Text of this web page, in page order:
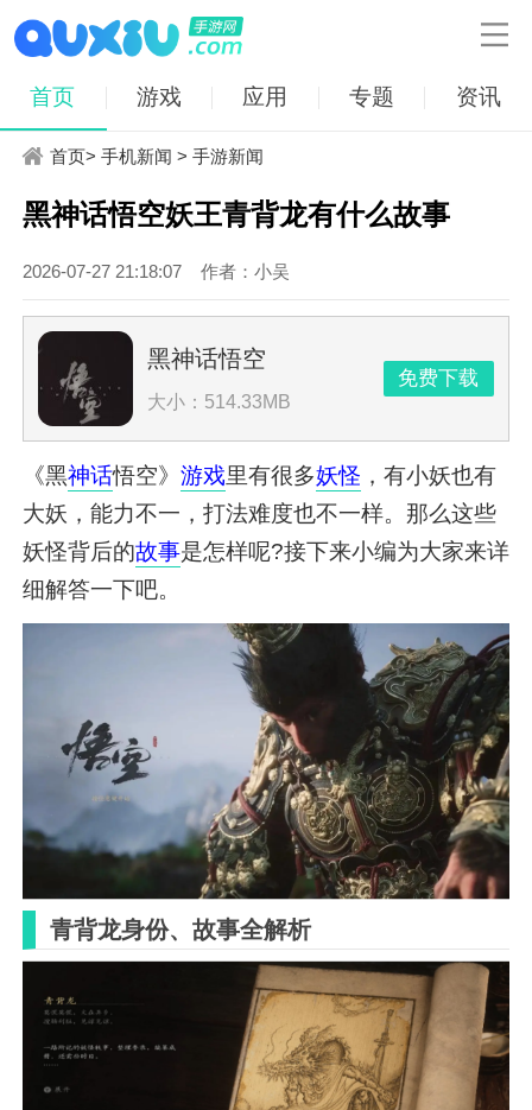

首页 游戏 应用 专题 资讯
首页>手机新闻 >手游新闻
黑神话悟空妖王青背龙有什么故事
2026-07-27 21:18:07 作者：小吴
黑神话悟空
大小：514.33MB
免费下载
《黑神话悟空》 游戏里有很多妖怪 ，有小妖也有
大妖，能力不一，打法难度也不一样。那么这些
妖怪背后的故事是怎样呢?接下来小编为大家来详
细解答一下吧。
青背龙身份、故事全解析